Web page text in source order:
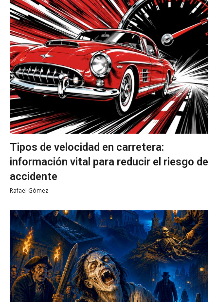
Tipos de velocidad en carretera:
información vital para reducir el riesgo de
accidente
Rafael Gómez